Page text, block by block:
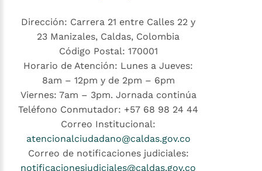
Dirección: Carrera 21 entre Calles 22 y
23 Manizales, Caldas, Colombia
Código Postal: 170001
Horario de Atención: Lunes a Jueves:
8am – 12pm y de 2pm – 6pm
Viernes: 7am – 3pm. Jornada continúa
Teléfono Conmutador: +57 68 98 24 44
Correo Institucional:
atencionalciudadano@caldas.gov.co
Correo de notificaciones judiciales:
notificacionesjudiciales@caldas.gov.co